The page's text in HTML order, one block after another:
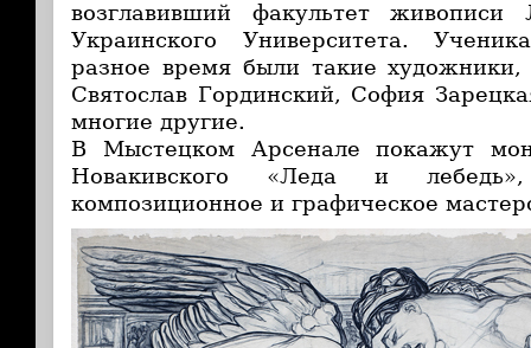
возглавивший факультет живописи
Украинского Университета.
разное время были такие
Святослав Гординский, София
многие другие.
В Мыстецком Арсенале покажут
Новакивского «Леда и
композиционное и графическое